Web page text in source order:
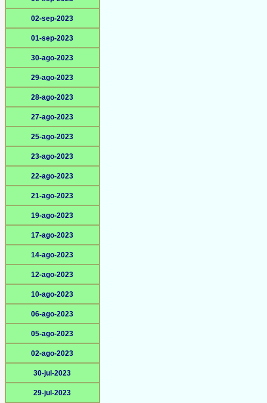
02-sep-2023
01-sep-2023
30-ago-2023
29-ago-2023
28-ago-2023
27-ago-2023
25-ago-2023
23-ago-2023
22-ago-2023
21-ago-2023
19-ago-2023
17-ago-2023
14-ago-2023
12-ago-2023
10-ago-2023
06-ago-2023
05-ago-2023
02-ago-2023
30-jul-2023
29-jul-2023